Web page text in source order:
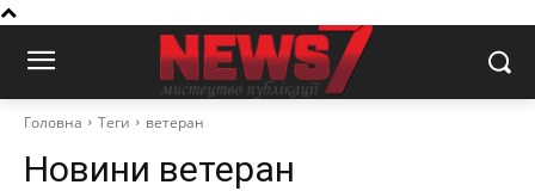
Головна Теги ветеран
Новини ветеран